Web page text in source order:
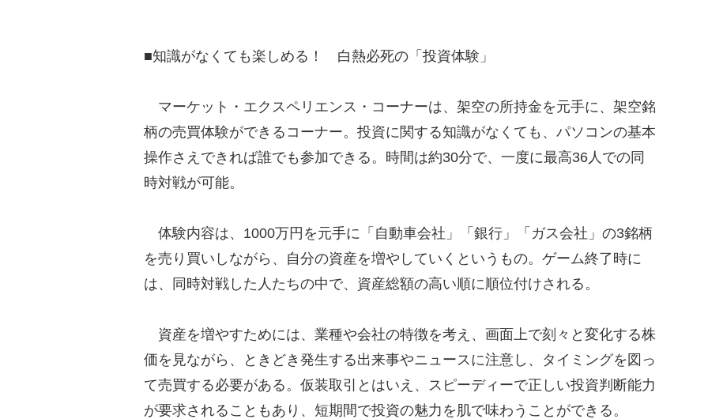
■知識がなくても楽しめる！ 白熱必死の「投資体験」
マーケット・エクスペリエンス・コーナーは、架空の所持金を元手に、架空銘
柄の売買体験ができるコーナー。投資に関する知識がなくても、パソコンの基本
操作さえできれば誰でも参加できる。時間は約30分で、一度に最高36人での同
時対戦が可能。
体験内容は、1000万円を元手に「自動車会社」「銀行」「ガス会社」の3銘柄
を売り買いしながら、自分の資産を増やしていくというもの。ゲーム終了時に
は、同時対戦した人たちの中で、資産総額の高い順に順位付けされる。
資産を増やすためには、業種や会社の特徴を考え、画面上で刻々と変化する株
価を見ながら、ときどき発生する出来事やニュースに注意し、タイミングを図っ
て売買する必要がある。仮装取引とはいえ、スピーディーで正しい投資判断能力
が要求されることもあり、短期間で投資の魅力を肌で味わうことができる。